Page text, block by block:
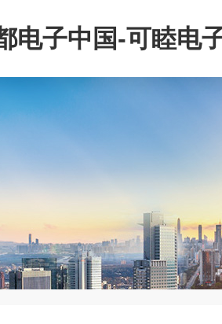
电子中国-可睦电
有限公司